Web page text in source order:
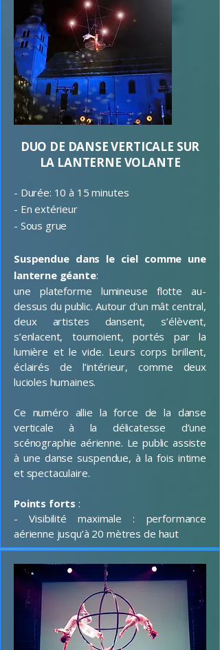
DUO DE DANSE VERTICALE SUR
LA LANTERNE VOLANTE
- Durée: 10 à 15 minutes
- En extérieur
- Sous grue
Suspendue dans le ciel comme une
lanterne géante:
une plateforme lumineuse flotte au-
dessus du public. Autour d’un mât central,
deux artistes dansent, s’élèvent,
s’enlacent, tournoient, portés par la
lumière et le vide. Leurs corps brillent,
éclairés de l’intérieur, comme deux
lucioles humaines.
Ce numéro allie la force de la danse
verticale à la délicatesse d’une
scénographie aérienne. Le public assiste
à une danse suspendue, à la fois intime
et spectaculaire.
Points forts :
- Visibilité maximale : performance
aérienne jusqu’à 20 mètres de haut